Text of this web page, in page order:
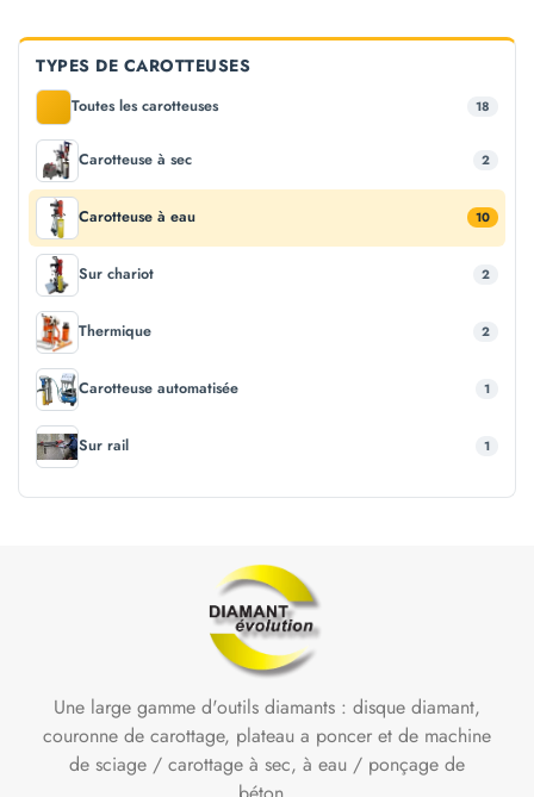
TYPES DE CAROTTEUSES
Toutes les carotteuses 18
Carotteuse à sec 2
Carotteuse à eau 10
Sur chariot 2
Thermique 2
Carotteuse automatisée 1
Sur rail 1
Une large gamme d'outils diamants : disque diamant,
couronne de carottage, plateau a poncer et de machine
de sciage / carottage à sec, à eau / ponçage de